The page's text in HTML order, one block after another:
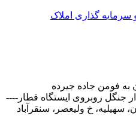
به فومن جاده جیرده
جنگل روبروی ایستگاه قطار----